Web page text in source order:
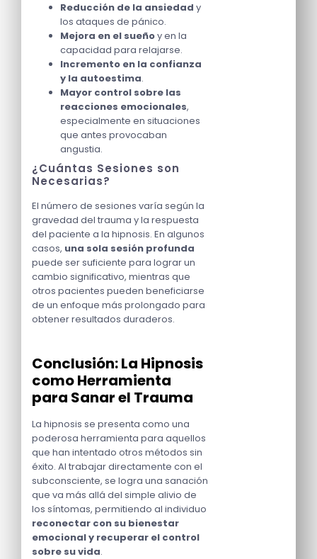
Reducción de la ansiedad y
los ataques de pánico.
Mejora en el sueñoy en la
capacidad para relajarse.
Incremento en la confianza
y la autoestima.
Mayor control sobre las
reacciones emocionales,
especialmente en situaciones
que antes provocaban
angustia.
¿Cuántas Sesiones son
Necesarias?
El número de sesiones varía según la
gravedad del trauma y la respuesta
del paciente a la hipnosis. En algunos
casos, una sola sesión profunda
puede ser suficiente para lograr un
cambio significativo, mientras que
otros pacientes pueden beneficiarse
de un enfoque más prolongado para
obtener resultados duraderos.
Conclusión: La Hipnosis
como Herramienta
para Sanar el Trauma
La hipnosis se presenta como una
poderosa herramienta para aquellos
que han intentado otros métodos sin
éxito. Al trabajar directamente con el
subconsciente, se logra una sanación
que va más allá del simple alivio de
los síntomas, permitiendo al individuo
reconectar con su bienestar
emocional y recuperar el control
sobre su vida.